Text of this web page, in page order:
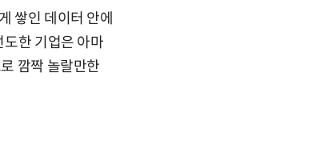
쌓인 데이터 안에
한 기업은 아마
깜짝 놀랄만한